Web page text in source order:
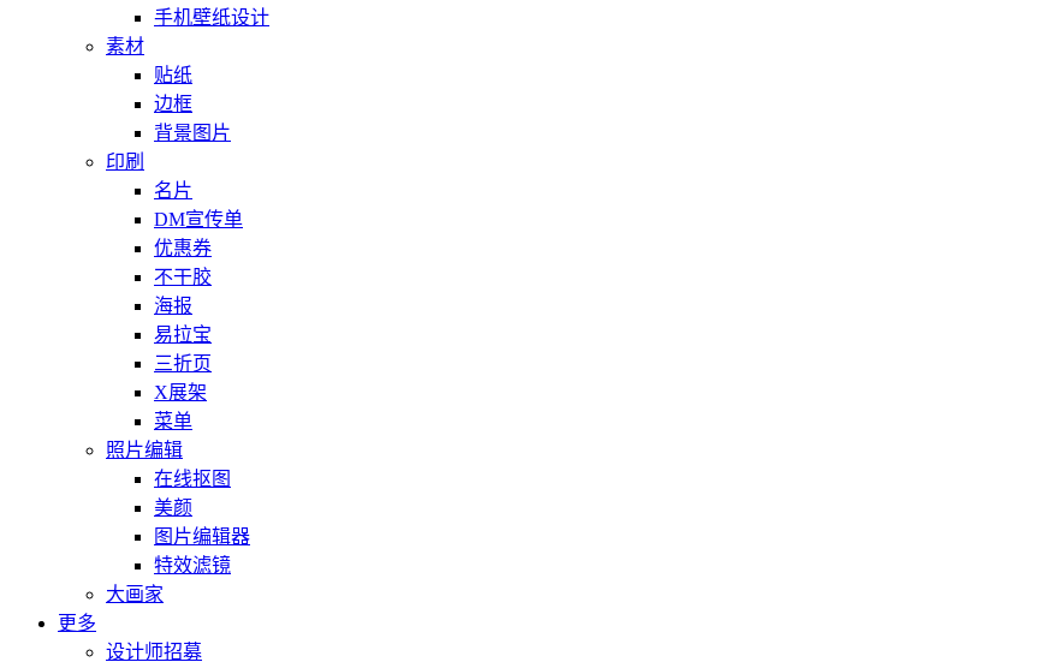
手机壁纸设计
素材
贴纸
边框
背景图片
印刷
名片
DM宣传单
优惠券
不干胶
海报
易拉宝
三折页
X展架
菜单
照片编辑
在线抠图
美颜
图片编辑器
特效滤镜
大画家
更多
设计师招募